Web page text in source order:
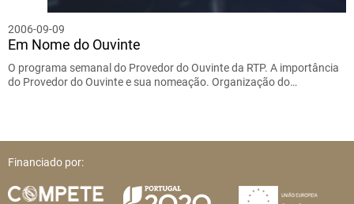
2006-09-09
Em Nome do Ouvinte
O programa semanal do Provedor do Ouvinte da RTP. A importância
do Provedor do Ouvinte e sua nomeação. Organização do…
Financiado por: